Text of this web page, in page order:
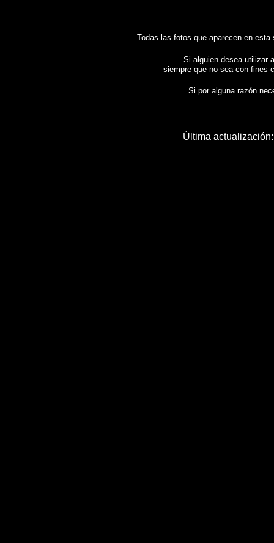
Todas las fotos que aparecen en esta
Si alguien desea utilizar
siempre que no sea con fines
Si por alguna razón
Última